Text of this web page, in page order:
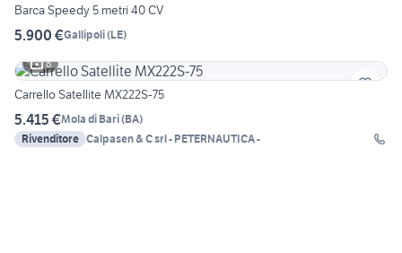
Barca Speedy 5 metri 40 CV
5.900 €Gallipoli(LE)
8
Carrello Satellite MX222S-75
5.415 €Mola di Bari(BA)
Rivenditore Calpasen & C srl - PETERNAUTICA -